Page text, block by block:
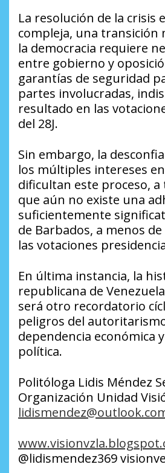
La resolución de la crisis
compleja, una transición
la democracia requiere
entre gobierno y
garantías de seguridad
partes involucradas,
resultado en las
del 28J.
Sin embargo, la
los múltiples intereses
dificultan este proceso,
que aún no existe una
suficientemente
de Barbados, a menos
las votaciones
En última instancia, la
republicana de
será otro recordatorio
peligros del
dependencia económica
política.
Politóloga Lidis Méndez
Organización Unidad
@lidismendez369